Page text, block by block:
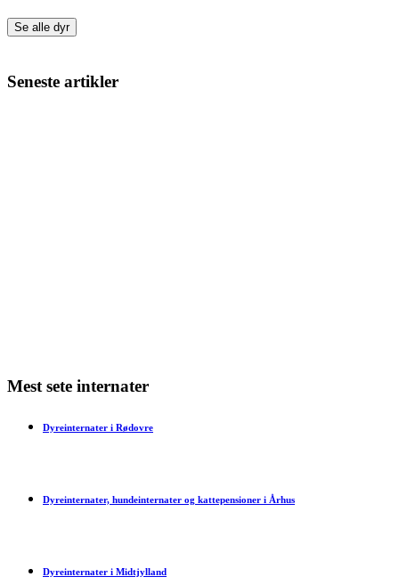
Se alle dyr
Seneste artikler
Mest sete internater
Dyreinternater i Rødovre
Dyreinternater, hundeinternater og kattepensioner i Århus
Dyreinternater i Midtjylland